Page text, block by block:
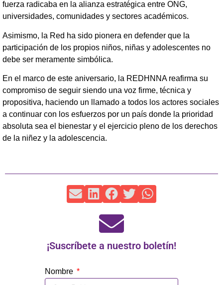
fuerza radicaba en la alianza estratégica entre ONG,
universidades, comunidades y sectores académicos.
Asimismo, la Red ha sido pionera en defender que la
participación de los propios niños, niñas y adolescentes no
debe ser meramente simbólica.
En el marco de este aniversario, la REDHNNA reafirma su
compromiso de seguir siendo una voz firme, técnica y
propositiva, haciendo un llamado a todos los actores sociales
a continuar con los esfuerzos por un país donde la prioridad
absoluta sea el bienestar y el ejercicio pleno de los derechos
de la niñez y la adolescencia.
¡Suscríbete a nuestro boletín!
Nombre